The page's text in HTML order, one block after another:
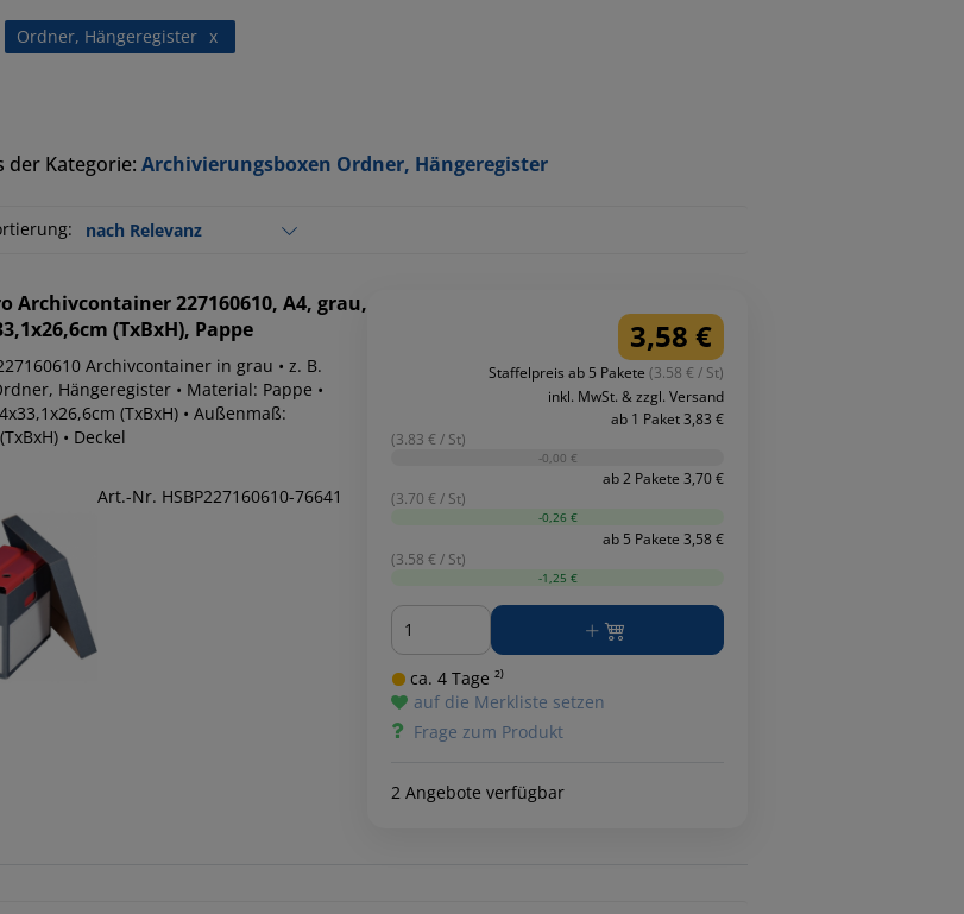
x
Ordner, Hängeregister
der Kategorie: Archivierungsboxen Ordner, Hängeregister
Archivcontainer 227160610, A4, grau,
(TxBxH), Pappe
Archivcontainer in grau • z. B.
Hängeregister • Material: Pappe •
(TxBxH) • Außenmaß:
• Deckel
Art.-Nr. HSBP227160610-76641
3,58 €
Staffelpreis ab 5 Pakete (3.58 € / St)
inkl. MwSt. & zzgl. Versand
ab 1 Paket 3,83 €
(3.83 € / St)
-0,00 €
ab 2 Pakete 3,70 €
(3.70 € / St)
-0,26 €
ab 5 Pakete 3,58 €
(3.58 € / St)
-1,25 €
Menge
ca. 4 Tage ²⁾
auf die Merkliste setzen
Frage zum Produkt
2 Angebote verfügbar